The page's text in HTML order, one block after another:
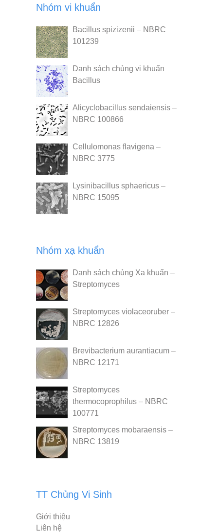
Nhóm vi khuẩn
Bacillus spizizenii – NBRC
101239
Danh sách chủng vi khuẩn
Bacillus
Alicyclobacillus sendaiensis –
NBRC 100866
Cellulomonas flavigena –
NBRC 3775
Lysinibacillus sphaericus –
NBRC 15095
Nhóm xạ khuẩn
Danh sách chủng Xạ khuẩn –
Streptomyces
Streptomyces violaceoruber –
NBRC 12826
Brevibacterium aurantiacum –
NBRC 12171
Streptomyces
thermocoprophilus – NBRC
100771
Streptomyces mobaraensis –
NBRC 13819
TT Chủng Vi Sinh
Giới thiệu
Liên hệ